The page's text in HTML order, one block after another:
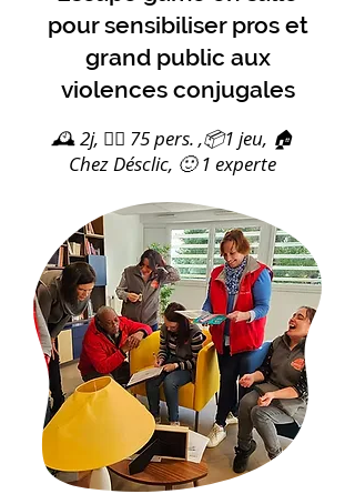
pour sensibiliser pros et
grand public aux
violences conjugales
🕰️ 2j, 🙋‍♀️ 75 pers. ,📦1 jeu, 🏠
Chez Désclic, 🙂 1 experte